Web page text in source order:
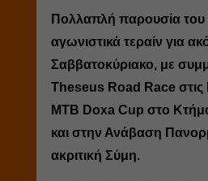
Πολλαπλή παρουσία
αγωνιστικά τεραίν για
Σαββατοκύριακο, με
Theseus Road Race στις
MTB Doxa Cup στο
και στην Ανάβαση
ακριτική Σύμη.